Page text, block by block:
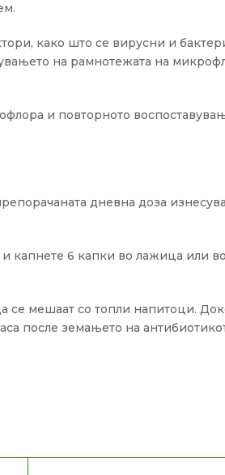
како што се вирусни и
на рамнотежата на
и повторното
дневна доза
капнете 6 капки во лажица или
се мешаат со топли напитоци.
после земањето на